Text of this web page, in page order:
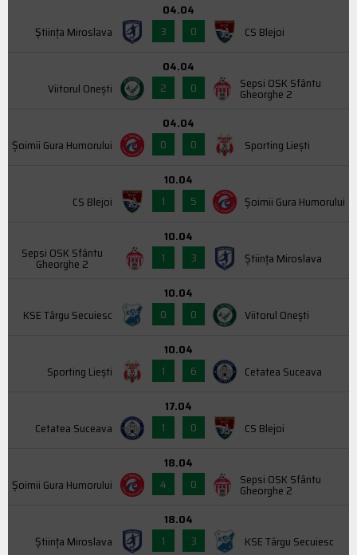
Știința Miroslava
04.04
3
0 CS Blejoi
Viitorul Onești
04.04
2
0 Sepsi OSK Sfântu
Gheorghe 2
Şoimii Gura Humorului
04.04
0
0 Sporting Liești
CS Blejoi
10.04
1
5 Şoimii Gura Humorului
Sepsi OSK Sfântu
Gheorghe 2
10.04
1
3 Știința Miroslava
KSE Târgu Secuiesc
10.04
0
0 Viitorul Onești
Sporting Liești
10.04
1
6 Cetatea Suceava
Cetatea Suceava
17.04
1
0 CS Blejoi
Şoimii Gura Humorului
18.04
4
0 Sepsi OSK Sfântu
Gheorghe 2
Știința Miroslava
18.04
1
3 KSE Târgu Secuiesc